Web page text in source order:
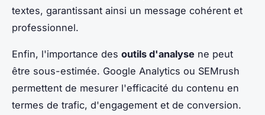
textes, garantissant ainsi un message cohérent et
professionnel.
Enfin, l'importance des outils d'analyse ne peut
être sous-estimée. Google Analytics ou SEMrush
permettent de mesurer l'efficacité du contenu en
termes de trafic, d'engagement et de conversion.